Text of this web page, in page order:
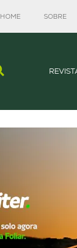
HOME SOBRE